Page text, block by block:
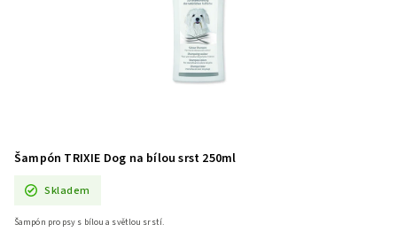
Šampón TRIXIE Dog na bílou srst 250ml
Skladem
Šampón pro psy s bílou a světlou srstí.